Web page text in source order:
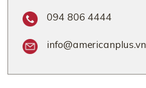
094 806 4444
info@americanplus.vn